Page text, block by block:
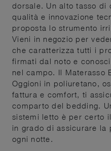
dorsale. Un alto tasso di
qualità e innovazione
proposta lo strumento
Vieni in negozio per
che caratterizza tutti i
firmati dal noto e
nel campo. Il Materasso
Oggioni in poliuretano,
fattura e comfort, ti
comparto del bedding.
sistemi letto è per certo
in grado di assicurare la
ogni notte.